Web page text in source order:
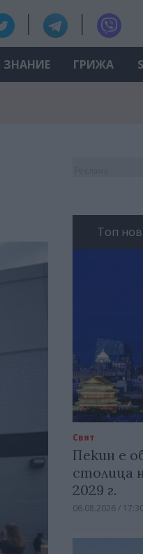
ЗНАНИЕ ГРИЖА
Топ
Свят
Пекин е
столица
2029 г.
06.08.2026 /